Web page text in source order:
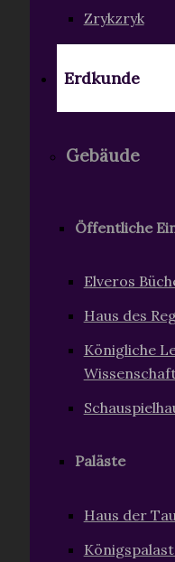
Zrykzryk
Erdkunde
Gebäude
Öffentliche
Elveros
Haus des
Königliche
Paläste
Haus der